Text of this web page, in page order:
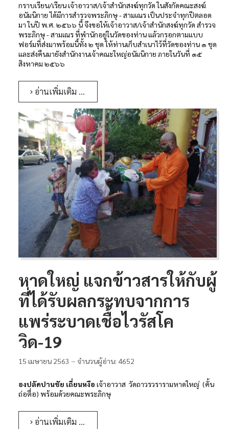
กราบเรียน/เรียน เจ้าอาวาส/เจ้าสำนักสงฆ์ทุกวัด ในสังกัดคณะสงฆ์
อนัมนิกาย ได้มีการสำรวจพระภิกษุ - สามเณร เป็นประจำทุกปีตลอด
มา ในปี พ.ศ. ๒๕๖๖ นี้ จึงขอให้เจ้าอาวาส/เจ้าสำนักสงฆ์ทุกวัด สำรวจ
พระภิกษุ - สามเณร ที่พำนักอยู่ในวัดของท่าน แล้วกรอกตามแบบ
ฟอร์มที่ส่งมาพร้อมนี้ทั้ง ๒ ชุด ให้ท่านเก็บสำเนาไว้ที่วัดของท่าน ๑ ชุด
และส่งคืนมายังสำนักงานเจ้าคณะใหญ่อนัมนิกาย ภายในวันที่ ๑๕
สิงหาคม ๒๕๖๖
อ่านเพิ่มเติม …
หาดใหญ่ แจกข้าวสารให้กับผู้
ที่ได้รับผลกระทบจากการ
แพร่ระบาดเชื้อไวรัสโค
วิด-19
15 เมษายน 2563 จำนวนผู้อ่าน: 4652
องปลัดปานชัย เถี่ยนหงือ เจ้าอาวาส วัดถาวรวรารามหาดใหญ่ (คั้น
ถ่อตื่อ) พร้อมด้วยคณะพระภิกษุ
อ่านเพิ่มเติม …